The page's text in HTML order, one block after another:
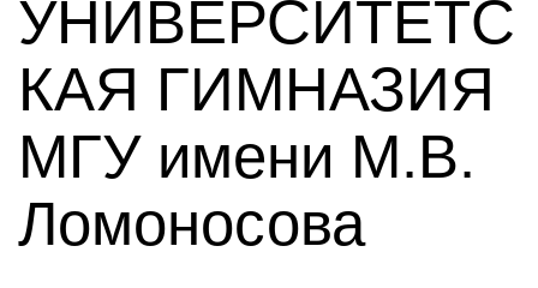
УНИВЕРСИТЕТС
КАЯ ГИМНАЗИЯ
МГУ имени М.В.
Ломоносова